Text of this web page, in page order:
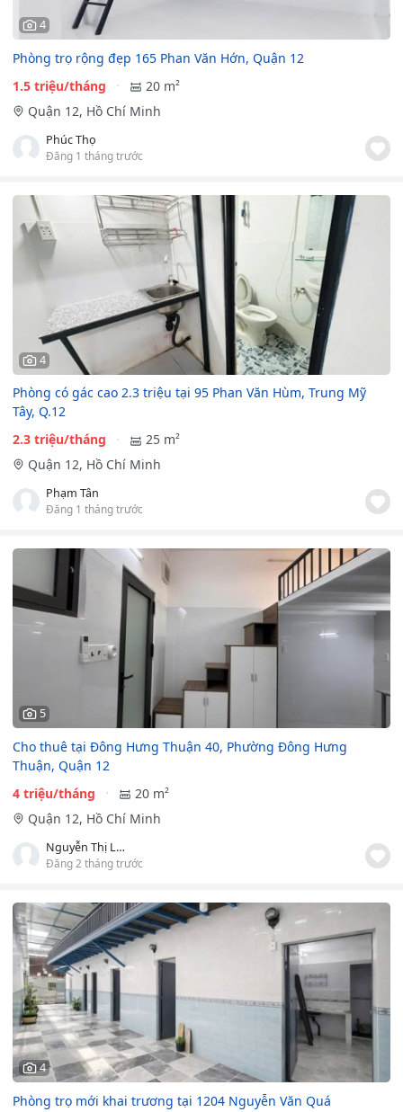
4
Phòng trọ rộng đẹp 165 Phan Văn Hớn, Quận 12
1.5 triệu/tháng
20 m²
Quận 12, Hồ Chí Minh
Phúc Thọ
Đăng 1 tháng trước
4
Phòng có gác cao 2.3 triệu tại 95 Phan Văn Hùm, Trung Mỹ
Tây, Q.12
2.3 triệu/tháng
25 m²
Quận 12, Hồ Chí Minh
Phạm Tân
Đăng 1 tháng trước
5
Cho thuê tại Đông Hưng Thuận 40, Phường Đông Hưng
Thuận, Quận 12
4 triệu/tháng
20 m²
Quận 12, Hồ Chí Minh
Nguyễn Thị Lan Nhi
Đăng 2 tháng trước
4
Phòng trọ mới khai trương tại 1204 Nguyễn Văn Quá